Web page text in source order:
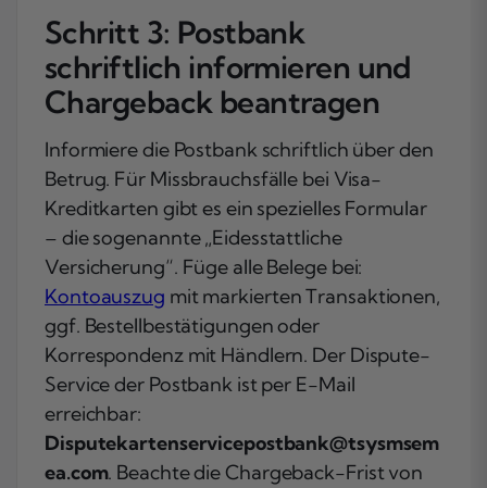
Schritt 3: Postbank
schriftlich informieren und
Chargeback beantragen
Informiere die Postbank schriftlich über den
Betrug. Für Missbrauchsfälle bei Visa-
Kreditkarten gibt es ein spezielles Formular
– die sogenannte „Eidesstattliche
Versicherung“. Füge alle Belege bei:
Kontoauszug mit markierten Transaktionen,
ggf. Bestellbestätigungen oder
Korrespondenz mit Händlern. Der Dispute-
Service der Postbank ist per E-Mail
erreichbar:
Disputekartenservicepostbank@tsysmsem
ea.com. Beachte die Chargeback-Frist von